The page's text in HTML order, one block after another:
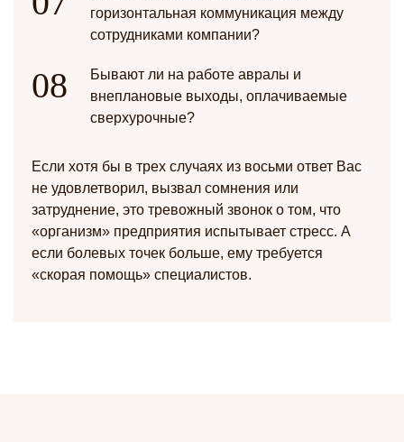
горизонтальная коммуникация между
сотрудниками компании?
Бывают ли на работе авралы и
внеплановые выходы, оплачиваемые
сверхурочные?
Если хотя бы в трех случаях из восьми ответ Вас
не удовлетворил, вызвал сомнения или
затруднение, это тревожный звонок о том, что
«организм» предприятия испытывает стресс. А
если болевых точек больше, ему требуется
«скорая помощь» специалистов.